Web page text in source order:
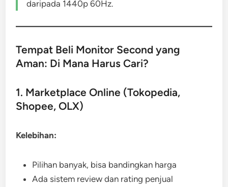
daripada 1440p 60Hz.
Tempat Beli Monitor Second yang
Aman: Di Mana Harus Cari?
1. Marketplace Online (Tokopedia,
Shopee, OLX)
Kelebihan:
Pilihan banyak, bisa bandingkan harga
Ada sistem review dan rating penjual